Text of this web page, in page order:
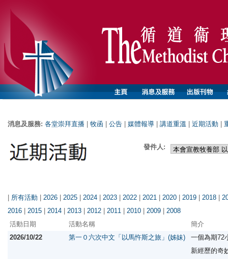
消息及服務: 各堂崇拜直播 牧函 公告 媒體報導 講道重溫 近期活動
發件人:
| 所有活動 | 2026 | 2025 | 2024 | 2023 | 2022 | 2021 | 2020 | 2019 | 2018 |
2016 | 2015 | 2014 | 2013 | 2012 | 2011 | 2010 | 2009 | 2008
活動日期
活動名稱
簡介
2026/10/22
第一０六次中文「以馬忤斯之旅」(姊妹)
一個為期72
新經歷的奇